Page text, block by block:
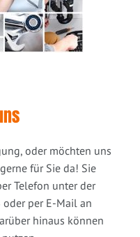
oder möchten uns
für Sie da! Sie
Telefon unter der
per E-Mail an
hinaus können